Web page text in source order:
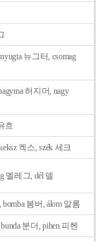
뉴그터, csomag
허지머, nagy
흐
켁스, szék 세크
멜레그, dél 델
bomba 봄버, álom 알롬
분더, pihen 피헨